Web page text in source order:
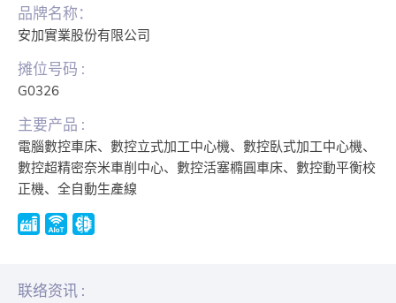
品牌名称：
安加實業股份有限公司
摊位号码 :
G0326
主要产品 :
電腦數控車床、數控立式加工中心機、數控臥式加工中心機、
數控超精密奈米車削中心、數控活塞橢圓車床、數控動平衡校
正機、全自動生產線
联络资讯 :